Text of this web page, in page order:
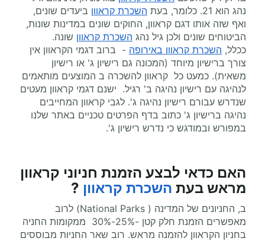
נהג הוא 21. כלומר, בעת
השכרת קראוון ביעדים שונים,
ואף שזה אותו דגם קראוון, החוקים שונים במדינות שונות,
הביטוחים שונים ולכן גיל נהג השכרת קראוון שונה.
ככלל, השכרת קראוון באירופה - ברוב דגמי הקראוון אין
צורך ברישיון מיוחד (המכונה גם רישיון ג' או רישיון
משאית). כמעט כל קראוון להשכרה ב המוצעים מותאמים
לנהיגה עם רישיון נהיגה ב' רגיל. ישנם דגמי קראוון מעטים
שנדרש עבורם רישיון נהיגה ג'. לגבי קראוון המחייבים
נהיגה ברישיון ג' כתוב בדף הפרטים טכניים באתר שלנו
במפורש ובמודגש כי נדרש רישיון ג'.
האם כדאי לבצע הזמנת חניוני קראוון
מראש בעת השכרת קראוון ?
ב, החניונים של המדינה ( National Parks) לרוב
מאפשרים הזמנת חלק קטן -25%-30% ממקומות החניה
בחניון הקראוון להזמנה מראש. רוב שאר החניות מבוססים